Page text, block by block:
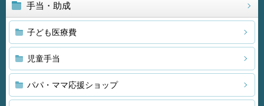
手当・助成
子ども医療費
児童手当
パパ・ママ応援ショップ